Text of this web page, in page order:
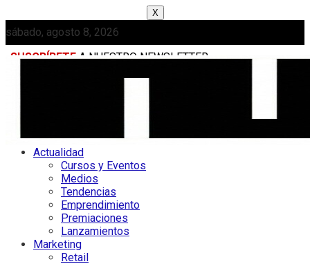
X
sábado, agosto 8, 2026
SUSCRÍBETE A NUESTRO NEWSLETTER
Actualidad
Cursos y Eventos
Medios
Tendencias
Emprendimiento
Premiaciones
Lanzamientos
Marketing
Retail